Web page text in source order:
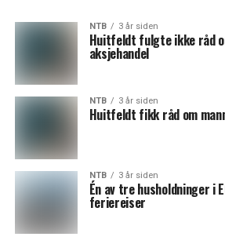
NTB 3 år siden
Huitfeldt fulgte ikke råd
aksjehandel
NTB 3 år siden
Huitfeldt fikk råd om
NTB 3 år siden
Én av tre husholdninger i
feriereiser